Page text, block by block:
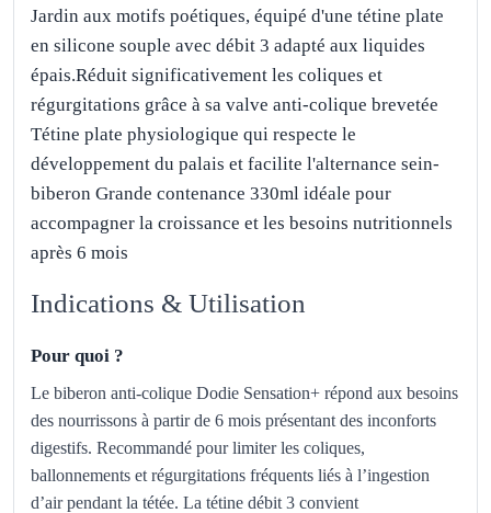
Jardin aux motifs poétiques, équipé d'une tétine plate
en silicone souple avec débit 3 adapté aux liquides
épais.Réduit significativement les coliques et
régurgitations grâce à sa valve anti-colique brevetée
Tétine plate physiologique qui respecte le
développement du palais et facilite l'alternance sein-
biberon Grande contenance 330ml idéale pour
accompagner la croissance et les besoins nutritionnels
après 6 mois
Indications & Utilisation
Pour quoi ?
Le biberon anti-colique Dodie Sensation+ répond aux besoins
des nourrissons à partir de 6 mois présentant des inconforts
digestifs. Recommandé pour limiter les coliques,
ballonnements et régurgitations fréquents liés à l’ingestion
d’air pendant la tétée. La tétine débit 3 convient